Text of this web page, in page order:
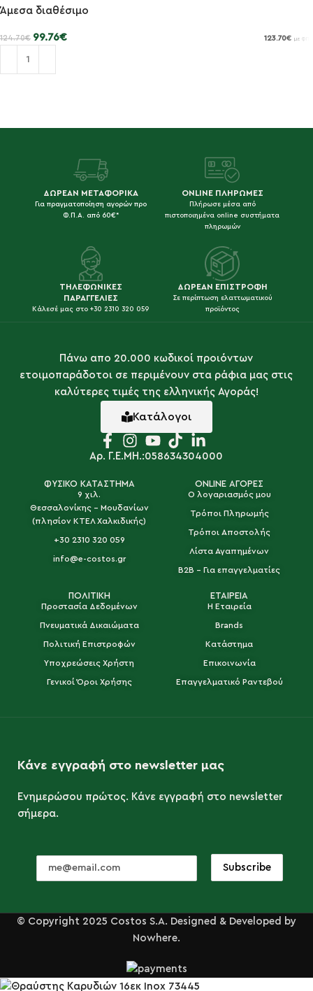
Άμεσα διαθέσιμο
124.70€ 99.76€ 123.70€ με ΦΠΑ
ΔΩΡΕΑΝ ΜΕΤΑΦΟΡΙΚΑ
Για πραγματοποίηση αγορών προ
Φ.Π.Α. από 60€*
ONLINE ΠΛΗΡΩΜΕΣ
Πλήρωσε μέσα από
πιστοποιημένα online συστήματα
πληρωμών
ΤΗΛΕΦΩΝΙΚΕΣ
ΠΑΡΑΓΓΕΛΙΕΣ
Κάλεσέ μας στο +30 2310 320 059
ΔΩΡΕΑΝ ΕΠΙΣΤΡΟΦΗ
Σε περίπτωση ελαττωματικού
προϊόντος
Πάνω απο 20.000 κωδικοί προιόντων
ετοιμοπαράδοτοι σε περιμένουν στα ράφια μας στις
καλύτερες τιμές της ελληνικής Αγοράς!
Κατάλογοι
Αρ. Γ.Ε.ΜΗ.:058634304000
ΦΥΣΙΚΟ ΚΑΤΑΣΤΗΜΑ
9 χιλ.
Θεσσαλονίκης - Μουδανίων
(πλησίον ΚΤΕΛ Χαλκιδικής)
+30 2310 320 059
info@e-costos.gr
ONLINE ΑΓΟΡΕΣ
Ο λογαριασμός μου
Τρόποι Πληρωμής
Τρόποι Αποστολής
Λίστα Αγαπημένων
B2B - Για επαγγελματίες
ΠΟΛΙΤΙΚΗ
Προστασία Δεδομένων
Πνευματικά Δικαιώματα
Πολιτική Επιστροφών
Υποχρεώσεις Χρήστη
Γενικοί Όροι Χρήσης
ΕΤΑΙΡΕΙΑ
Η Εταιρεία
Brands
Κατάστημα
Επικοινωνία
Επαγγελματικό Ραντεβού
Κάνε εγγραφή στο newsletter μας
Ενημερώσου πρώτος. Κάνε εγγραφή στο newsletter
σήμερα.
© Copyright 2025 Costos S.A. Designed & Developed by
Nowhere.